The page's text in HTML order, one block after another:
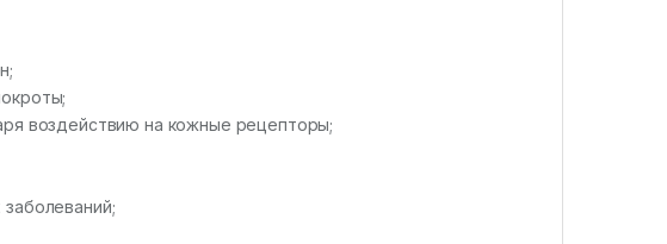
воздействию на кожные рецепторы;